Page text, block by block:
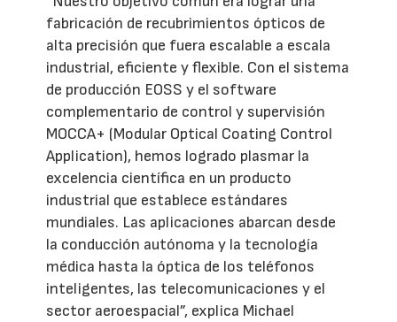
fabricación de recubrimientos ópticos de
alta precisión que fuera escalable a escala
industrial, eficiente y flexible. Con el sistema
de producción EOSS y el software
complementario de control y supervisión
MOCCA+ (Modular Optical Coating Control
Application), hemos logrado plasmar la
excelencia científica en un producto
industrial que establece estándares
mundiales. Las aplicaciones abarcan desde
la conducción autónoma y la tecnología
médica hasta la óptica de los teléfonos
inteligentes, las telecomunicaciones y el
sector aeroespacial”, explica Michael